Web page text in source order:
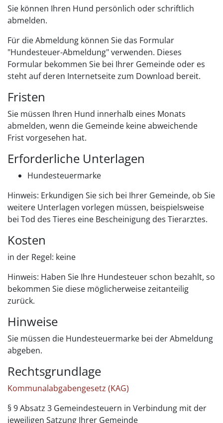
Sie können Ihren Hund persönlich oder schriftlich
abmelden.
Für die Abmeldung können Sie das Formular
"Hundesteuer-Abmeldung" verwenden. Dieses
Formular bekommen Sie bei Ihrer Gemeinde oder es
steht auf deren Internetseite zum Download bereit.
Fristen
Sie müssen Ihren Hund innerhalb eines Monats
abmelden, wenn die Gemeinde keine abweichende
Frist vorgesehen hat.
Erforderliche Unterlagen
Hundesteuermarke
Hinweis: Erkundigen Sie sich bei Ihrer Gemeinde, ob Sie
weitere Unterlagen vorlegen müssen, beispielsweise
bei Tod des Tieres eine Bescheinigung des Tierarztes.
Kosten
in der Regel: keine
Hinweis: Haben Sie Ihre Hundesteuer schon bezahlt, so
bekommen Sie diese möglicherweise zeitanteilig
zurück.
Hinweise
Sie müssen die Hundesteuermarke bei der Abmeldung
abgeben.
Rechtsgrundlage
Kommunalabgabengesetz (KAG)
§ 9 Absatz 3 Gemeindesteuern in Verbindung mit der
jeweiligen Satzung Ihrer Gemeinde